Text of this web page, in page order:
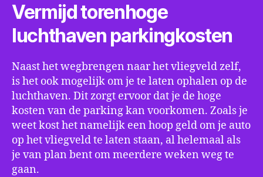
Vermijd torenhoge
luchthaven parkingkosten
Naast het wegbrengen naar het vliegveld zelf,
is het ook mogelijk om je te laten ophalen op de
luchthaven. Dit zorgt ervoor dat je de hoge
kosten van de parking kan voorkomen. Zoals je
weet kost het namelijk een hoop geld om je auto
op het vliegveld te laten staan, al helemaal als
je van plan bent om meerdere weken weg te
gaan.